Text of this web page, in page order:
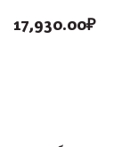
17,930.00₽